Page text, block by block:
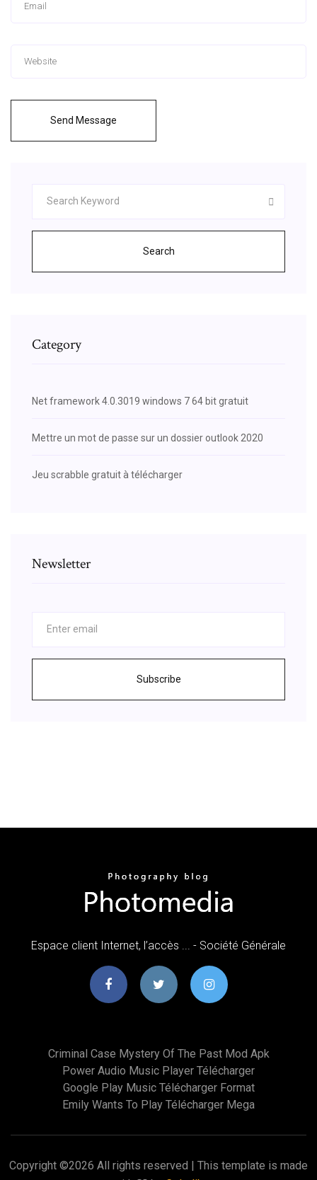
Send Message
Search
Category
Net framework 4.0.3019 windows 7 64 bit gratuit
Mettre un mot de passe sur un dossier outlook 2020
Jeu scrabble gratuit à télécharger
Newsletter
Subscribe
Espace client Internet, l’accès ... - Société Générale
Criminal Case Mystery Of The Past Mod Apk
Power Audio Music Player Télécharger
Google Play Music Télécharger Format
Emily Wants To Play Télécharger Mega
Copyright ©2026 All rights reserved | This template is made